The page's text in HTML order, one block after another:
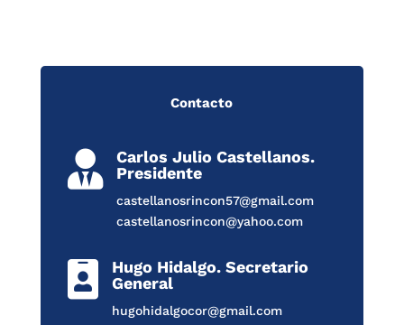
Contacto

Carlos Julio Castellanos.
Presidente
castellanosrincon57@gmail.com
castellanosrincon@yahoo.com

Hugo Hidalgo. Secretario
General
hugohidalgocor@gmail.com